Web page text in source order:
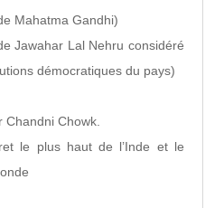
Mahatma Gandhi)
Jawahar Lal Nehru considéré
démocratiques du pays)
Chowk.
le plus haut de l’Inde et le